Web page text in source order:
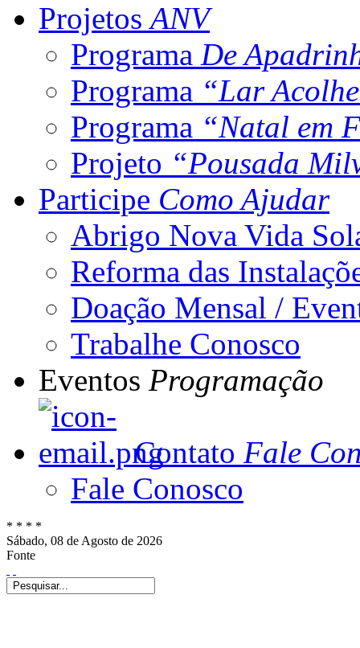
ProjetosANV
Programa De
Programa “Lar
Programa “Natal em
Projeto “Pousada
Participe Como Ajudar
Abrigo Nova Vida
Reforma das
Doação Mensal /
Trabalhe Conosco
Eventos Programação
Contato Fale
Fale Conosco
* * * *
Sábado, 08 de Agosto de 2026
Fonte